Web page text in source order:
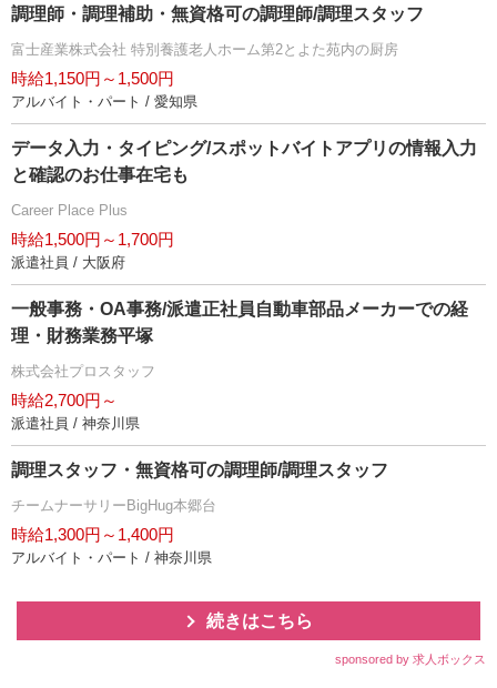
調理師・調理補助・無資格可の調理師/調理スタッフ
富士産業株式会社 特別養護老人ホーム第2とよた苑内の厨房
時給1,150円～1,500円
アルバイト・パート / 愛知県
データ入力・タイピング/スポットバイトアプリの情報入力
と確認のお仕事在宅も
Career Place Plus
時給1,500円～1,700円
派遣社員 / 大阪府
一般事務・OA事務/派遣正社員自動車部品メーカーでの経
理・財務業務平塚
株式会社プロスタッフ
時給2,700円～
派遣社員 / 神奈川県
調理スタッフ・無資格可の調理師/調理スタッフ
チームナーサリーBigHug本郷台
時給1,300円～1,400円
アルバイト・パート / 神奈川県
続きはこちら
sponsored by 求人ボックス